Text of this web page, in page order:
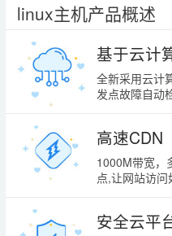
linux主机产品概述
基于云计
全新采用云计
发点故障自动
高速CDN
1000M带宽，
点,让网站访问
安全云平